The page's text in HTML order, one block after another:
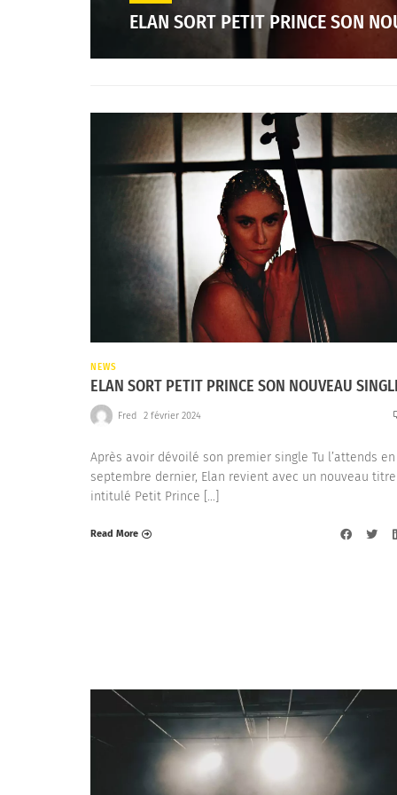
ELAN SORT PETIT PRINCE SON
NEWS
ELAN SORT PETIT PRINCE SON NOUVEAU
Fred 2 février 2024
Après avoir dévoilé son premier single Tu l’attends en
septembre dernier, Elan revient avec un nouveau titre
intitulé Petit Prince […]
Read More